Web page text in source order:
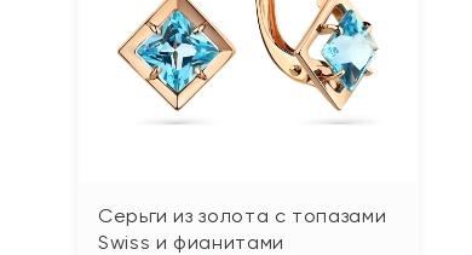
Серьги из золота с топазами
Swiss и фианитами